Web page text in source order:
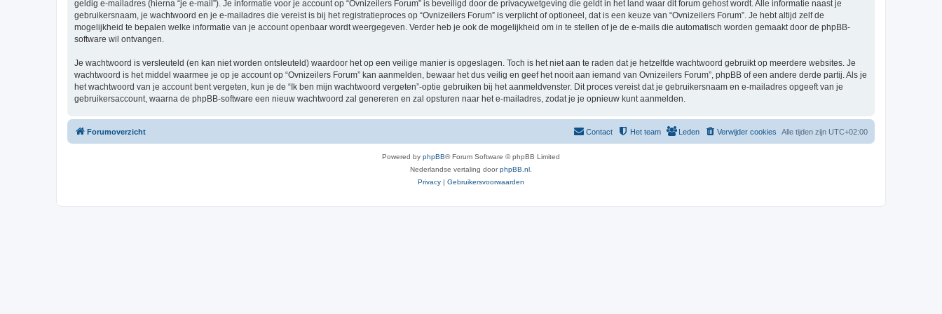
geldig e-mailadres (hierna “je e-mail”). Je informatie voor je account op “Ovnizeilers Forum” is beveiligd door de privacywetgeving die geldt in het land waar dit forum gehost wordt. Alle informatie naast je
gebruikersnaam, je wachtwoord en je e-mailadres die vereist is bij het registratieproces op “Ovnizeilers Forum” is verplicht of optioneel, dat is een keuze van “Ovnizeilers Forum”. Je hebt altijd zelf de
mogelijkheid te bepalen welke informatie van je account openbaar wordt weergegeven. Verder heb je ook de mogelijkheid om in te stellen of je de e-mails die automatisch worden gemaakt door de phpBB-
software wil ontvangen.
Je wachtwoord is versleuteld (en kan niet worden ontsleuteld) waardoor het op een veilige manier is opgeslagen. Toch is het niet aan te raden dat je hetzelfde wachtwoord gebruikt op meerdere websites. Je
wachtwoord is het middel waarmee je op je account op “Ovnizeilers Forum” kan aanmelden, bewaar het dus veilig en geef het nooit aan iemand van Ovnizeilers Forum”, phpBB of een andere derde partij. Als je
het wachtwoord van je account bent vergeten, kun je de “Ik ben mijn wachtwoord vergeten”-optie gebruiken bij het aanmeldvenster. Dit proces vereist dat je gebruikersnaam en e-mailadres opgeeft van je
gebruikersaccount, waarna de phpBB-software een nieuw wachtwoord zal genereren en zal opsturen naar het e-mailadres, zodat je je opnieuw kunt aanmelden.
Forumoverzicht Alle tijden zijn UTC+02:00
Verwijder cookies
Leden
Het team
Contact
Powered by phpBB® Forum Software © phpBB Limited
Nederlandse vertaling doorphpBB.nl
Privacy | Gebruikersvoorwaarden